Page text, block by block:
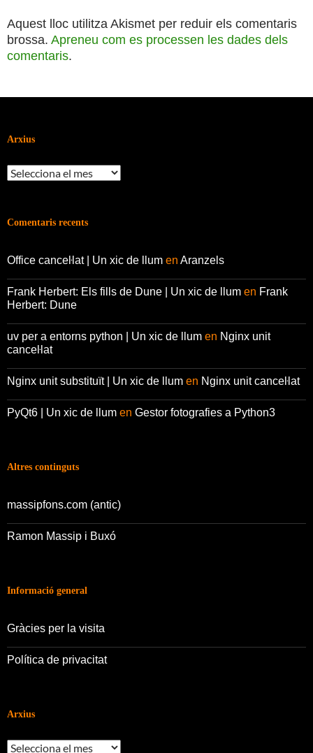
Aquest lloc utilitza Akismet per reduir els comentaris
brossa. Apreneu com es processen les dades dels
comentaris.
Arxius
Arxius
Comentaris recents
Office canceŀlat | Un xic de llum en Aranzels
Frank Herbert: Els fills de Dune | Un xic de llum en Frank
Herbert: Dune
uv per a entorns python | Un xic de llum en Nginx unit
canceŀlat
Nginx unit substituït | Un xic de llum en Nginx unit canceŀlat
PyQt6 | Un xic de llum en Gestor fotografies a Python3
Altres continguts
massipfons.com (antic)
Ramon Massip i Buxó
Informació general
Gràcies per la visita
Política de privacitat
Arxius
Arxius